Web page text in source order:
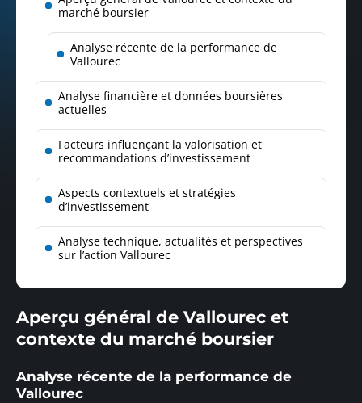
marché boursier
Analyse récente de la performance de
Vallourec
Analyse financière et données boursières
actuelles
Facteurs influençant la valorisation et
recommandations d’investissement
Aspects contextuels et stratégies
d’investissement
Analyse technique, actualités et perspectives
sur l’action Vallourec
Aperçu général de Vallourec et
contexte du marché boursier
Analyse récente de la performance de
Vallourec